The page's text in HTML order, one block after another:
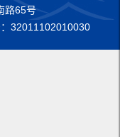
路65号
32011102010030